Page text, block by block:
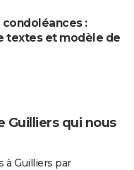
:
textes et modèle de
Guilliers qui nous
à Guilliers par